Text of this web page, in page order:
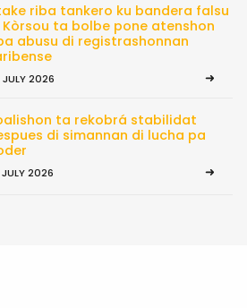
riba tankero ku bandera falsu
Kòrsou ta bolbe pone atenshon
abusu di registrashonnan
2026
ta rekobrá stabilidat
di simannan di lucha pa
2026